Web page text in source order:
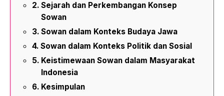
Sejarah dan Perkembangan Konsep
Sowan
Sowan dalam Konteks Budaya Jawa
Sowan dalam Konteks Politik dan Sosial
Keistimewaan Sowan dalam Masyarakat
Indonesia
Kesimpulan